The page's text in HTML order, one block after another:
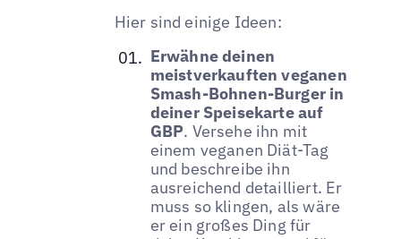
Hier sind einige Ideen:
Erwähne deinen
meistverkauften veganen
Smash-Bohnen-Burger in
deiner Speisekarte auf
GBP. Versehe ihn mit
einem veganen Diät-Tag
und beschreibe ihn
ausreichend detailliert. Er
muss so klingen, als wäre
er ein großes Ding für